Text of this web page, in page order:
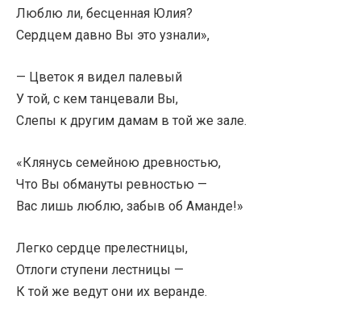
Люблю ли, бесценная Юлия?
Сердцем давно Вы это узнали»,
— Цветок я видел палевый
У той, с кем танцевали Вы,
Слепы к другим дамам в той же зале.
«Клянусь семейною древностью,
Что Вы обмануты ревностью —
Вас лишь люблю, забыв об Аманде!»
Легко сердце прелестницы,
Отлоги ступени лестницы —
К той же ведут они их веранде.